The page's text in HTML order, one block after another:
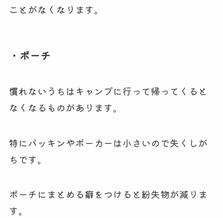
ことがなくなります。
・ポーチ
慣れないうちはキャンプに行って帰ってくると
なくなるものがあります。
特にパッキンやポーカーは小さいので失くしが
ちです。
ポーチにまとめる癖をつけると紛失物が減りま
す。